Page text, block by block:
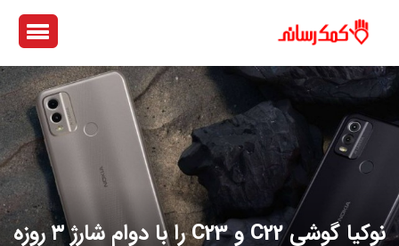
نوکیا گوشی C22 و C23 را با دوام شارژ ۳ روزه